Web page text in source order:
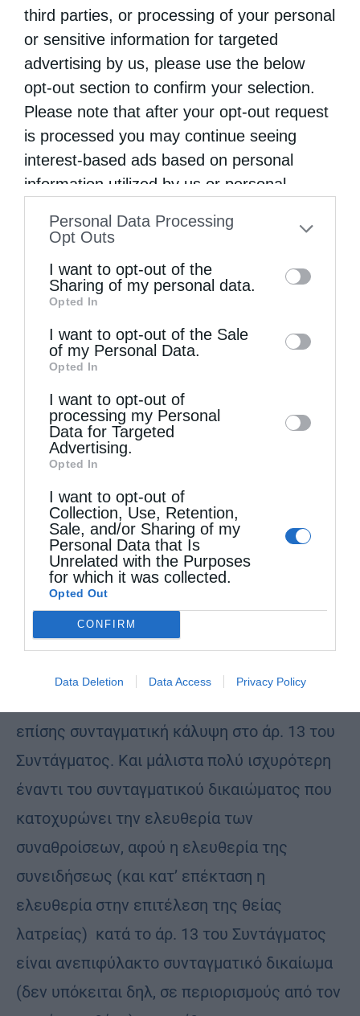
third parties, or processing of your personal
or sensitive information for targeted
advertising by us, please use the below
opt-out section to confirm your selection.
Please note that after your opt-out request
is processed you may continue seeing
interest-based ads based on personal
information utilized by us or personal
to your opt-out. You may separately opt-out
information by third parties on the IAB’s list
of downstream participants. This
information may also be disclosed by us to
third parties on theIAB’s List of
Downstream Participants
disclose it to other third parties.
Personal Data Processing
Opt Outs
I want to opt-out of the
Sharing of my personal data.
Opted In
I want to opt-out of the Sale
of my Personal Data.
Opted In
I want to opt-out of
processing my Personal
Data for Targeted
Advertising.
Opted In
I want to opt-out of
Collection, Use, Retention,
Sale, and/or Sharing of my
Personal Data that Is
Unrelated with the Purposes
for which it was collected.
Opted Out
CONFIRM
Data Deletion Data Access Privacy Policy
λίγων πιστών, ενώ ετήρησαν αιδήμονα σιγήν
στα «κακουργήματα» των χιλιάδων
διαδηλωτών.
Σοφιστική ερμηνεία του Συντάγματος
Ορισμένες σοβαροφανείς εφημερίδες,
«σημαιοφόροι» του μηδενισμού,
επιστρατεύοντας τα αποθέματα της
σοφιστικής τέχνης που κατέχουν,
επιχείρησαν να δικαιολογήσουν τα
«κακουργήματα» των διαδηλωτών
επικαλούμενοι την συνταγματική προστασία
που έχει το σχετικό δικαίωμά τους. Η
απρόσφορη, εάν δεν αξιολογηθεί ως
«μπούμεραγκ» εναντίον εκείνου που ήθελαν
να υπερασπιστούν. Διότι, εάν η επίκληση του
άρ. 11 του Συντάγματος, στην οποία
προέβησαν οι αρνητές των Φώτων,
«προοδευτικοί» κατά τα άλλα,
δημοσιογράφοι, δικαιολογεί τα
«κακουργήματα» των χιλιάδων διαδηλωτών
στις προαναφερθείσες συγκεντρώσεις, κατά
μείζονα λόγο ισχύει αυτό και για τα
επίσης συνταγματική κάλυψη στο άρ. 13 του
Συντάγματος. Και μάλιστα πολύ ισχυρότερη
έναντι του συνταγματικού δικαιώματος που
κατοχυρώνει την ελευθερία των
συναθροίσεων, αφού η ελευθερία της
συνειδήσεως (και κατ’ επέκταση η
ελευθερία στην επιτέλεση της θείας
λατρείας) κατά το άρ. 13 του Συντάγματος
είναι ανεπιφύλακτο συνταγματικό δικαίωμα
(δεν υπόκειται δηλ, σε περιορισμούς από τον